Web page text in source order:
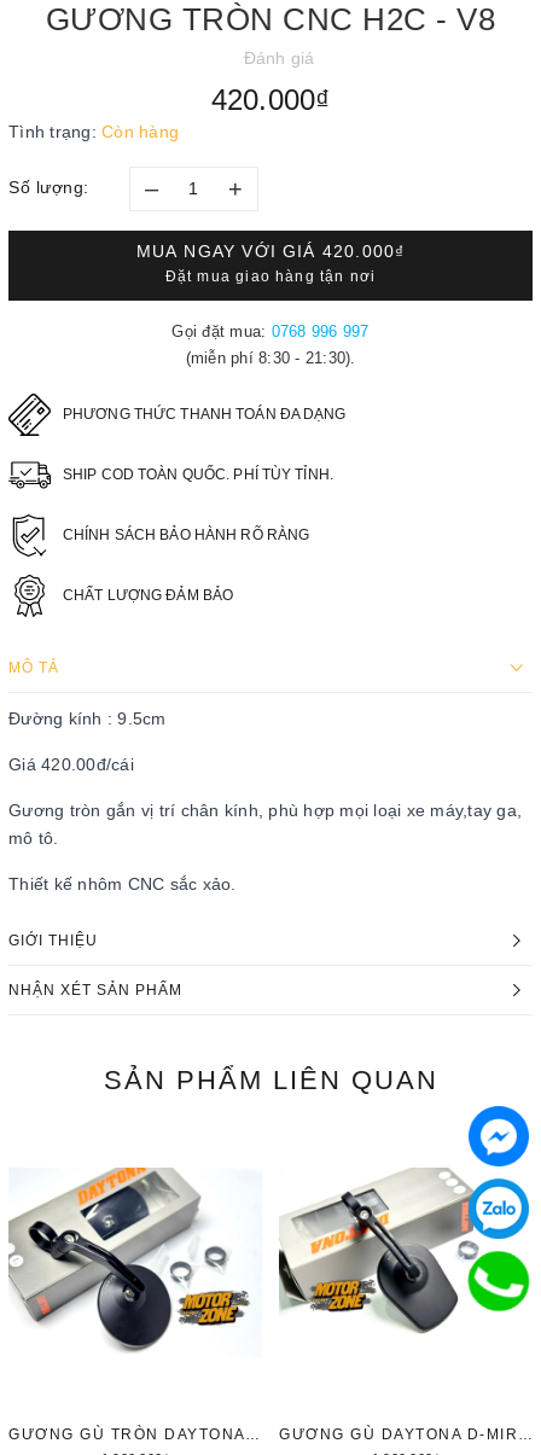
GƯƠNG TRÒN CNC H2C - V8
Đánh giá
420.000₫
Tình trạng: Còn hàng
Số lượng: – +
MUA NGAY VỚI GIÁ 420.000₫
Đặt mua giao hàng tận nơi
Gọi đặt mua: 0768 996 997
(miễn phí 8:30 - 21:30).
PHƯƠNG THỨC THANH TOÁN ĐA DẠNG
SHIP COD TOÀN QUỐC. PHÍ TÙY TỈNH.
CHÍNH SÁCH BẢO HÀNH RÕ RÀNG
CHẤT LƯỢNG ĐẢM BẢO
MÔ TẢ
Đường kính : 9.5cm
Giá 420.00đ/cái
Gương tròn gắn vị trí chân kính, phù hợp mọi loại xe máy,tay ga,
mô tô.
Thiết kế nhôm CNC sắc xảo.
GIỚI THIỆU
NHẬN XÉT SẢN PHẨM
SẢN PHẨM LIÊN QUAN
GƯƠNG GÙ TRÒN DAYTONA D-MIRROR 3 GƯƠNG GÙ DAYTONA D-MIRROR 5 (CÁI)